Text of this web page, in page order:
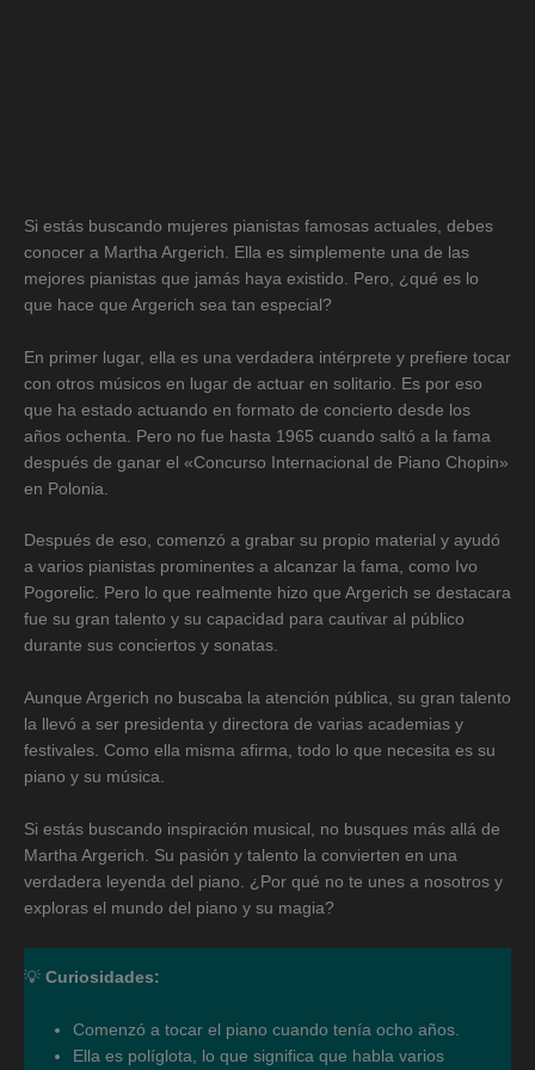
Si estás buscando mujeres pianistas famosas actuales, debes
conocer a Martha Argerich. Ella es simplemente una de las
mejores pianistas que jamás haya existido. Pero, ¿qué es lo
que hace que Argerich sea tan especial?
En primer lugar, ella es una verdadera intérprete y prefiere tocar
con otros músicos en lugar de actuar en solitario. Es por eso
que ha estado actuando en formato de concierto desde los
años ochenta. Pero no fue hasta 1965 cuando saltó a la fama
después de ganar el «Concurso Internacional de Piano Chopin»
en Polonia.
Después de eso, comenzó a grabar su propio material y ayudó
a varios pianistas prominentes a alcanzar la fama, como Ivo
Pogorelic. Pero lo que realmente hizo que Argerich se destacara
fue su gran talento y su capacidad para cautivar al público
durante sus conciertos y sonatas.
Aunque Argerich no buscaba la atención pública, su gran talento
la llevó a ser presidenta y directora de varias academias y
festivales. Como ella misma afirma, todo lo que necesita es su
piano y su música.
Si estás buscando inspiración musical, no busques más allá de
Martha Argerich. Su pasión y talento la convierten en una
verdadera leyenda del piano. ¿Por qué no te unes a nosotros y
exploras el mundo del piano y su magia?
💡 Curiosidades:
Comenzó a tocar el piano cuando tenía ocho años.
Ella es políglota, lo que significa que habla varios